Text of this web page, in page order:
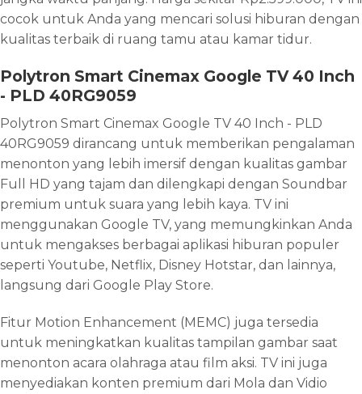
cocok untuk Anda yang mencari solusi hiburan dengan
kualitas terbaik di ruang tamu atau kamar tidur.
Polytron Smart Cinemax Google TV 40 Inch
- PLD 40RG9059
Polytron Smart Cinemax Google TV 40 Inch - PLD
40RG9059 dirancang untuk memberikan pengalaman
menonton yang lebih imersif dengan kualitas gambar
Full HD yang tajam dan dilengkapi dengan Soundbar
premium untuk suara yang lebih kaya. TV ini
menggunakan Google TV, yang memungkinkan Anda
untuk mengakses berbagai aplikasi hiburan populer
seperti Youtube, Netflix, Disney Hotstar, dan lainnya,
langsung dari Google Play Store.
Fitur Motion Enhancement (MEMC) juga tersedia
untuk meningkatkan kualitas tampilan gambar saat
menonton acara olahraga atau film aksi. TV ini juga
menyediakan konten premium dari Mola dan Vidio